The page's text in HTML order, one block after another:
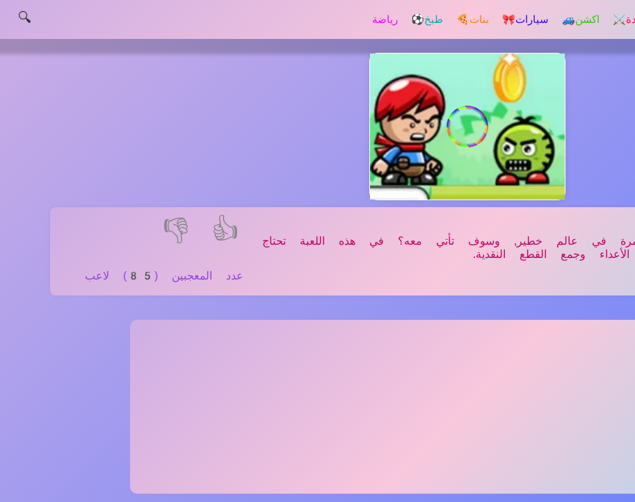
⚔️ اكشن🚙 سيارات🎀 بنات 🍕 طبخ⚽ رياضة 🔍
👍
👎
عدد المعجبين (85) لاعب
في عالم خطير, وسوف تأتي معه؟ في هذه اللعبة تحتاج
وجمع القطع النقدية.